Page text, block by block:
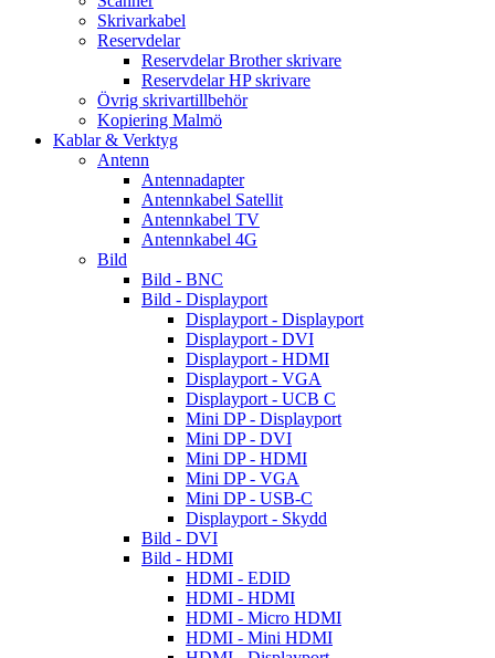
Skrivarkabel
Reservdelar
Reservdelar Brother skrivare
Reservdelar HP skrivare
Övrig skrivartillbehör
Kopiering Malmö
Kablar & Verktyg
Antenn
Antennadapter
Antennkabel Satellit
Antennkabel TV
Antennkabel 4G
Bild
Bild - BNC
Bild - Displayport
Displayport - Displayport
Displayport - DVI
Displayport - HDMI
Displayport - VGA
Displayport - UCB C
Mini DP - Displayport
Mini DP - DVI
Mini DP - HDMI
Mini DP - VGA
Mini DP - USB-C
Displayport - Skydd
Bild - DVI
Bild - HDMI
HDMI - EDID
HDMI - HDMI
HDMI - Micro HDMI
HDMI - Mini HDMI